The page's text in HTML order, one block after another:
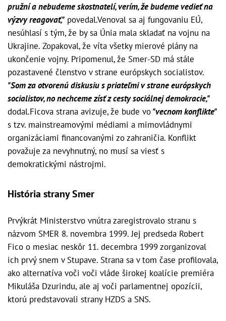
pružní a nebudeme skostnatelí, verím, že budeme vedieť na
výzvy reagovať," povedal.Venoval sa aj fungovaniu EÚ,
nesúhlasí s tým, že by sa Únia mala skladať na vojnu na
Ukrajine. Zopakoval, že víta všetky mierové plány na
ukončenie vojny. Pripomenul, že Smer-SD má stále
pozastavené členstvo v strane európskych socialistov.
"Som za otvorenú diskusiu s priateľmi v strane európskych
socialistov, no nechceme zísť z cesty sociálnej demokracie,"
dodal.Ficova strana avizuje, že bude vo"vecnom konflikte"
s tzv. mainstreamovými médiami a mimovládnymi
organizáciami financovanými zo zahraničia. Konflikt
považuje za nevyhnutný, no musí sa viesť s
demokratickými nástrojmi.
História strany Smer
Prvýkrát Ministerstvo vnútra zaregistrovalo stranu s
názvom SMER 8. novembra 1999. Jej predseda Robert
Fico o mesiac neskôr 11. decembra 1999 zorganizoval
ich prvý snem v Stupave. Strana sa v tom čase profilovala,
ako alternatíva voči voči vláde širokej koalície premiéra
Mikuláša Dzurindu, ale aj voči parlamentnej opozícii,
ktorú predstavovali strany HZDS a SNS.